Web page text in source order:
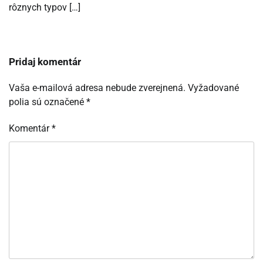
rôznych typov […]
Pridaj komentár
Vaša e-mailová adresa nebude zverejnená. Vyžadované
polia sú označené *
Komentár*